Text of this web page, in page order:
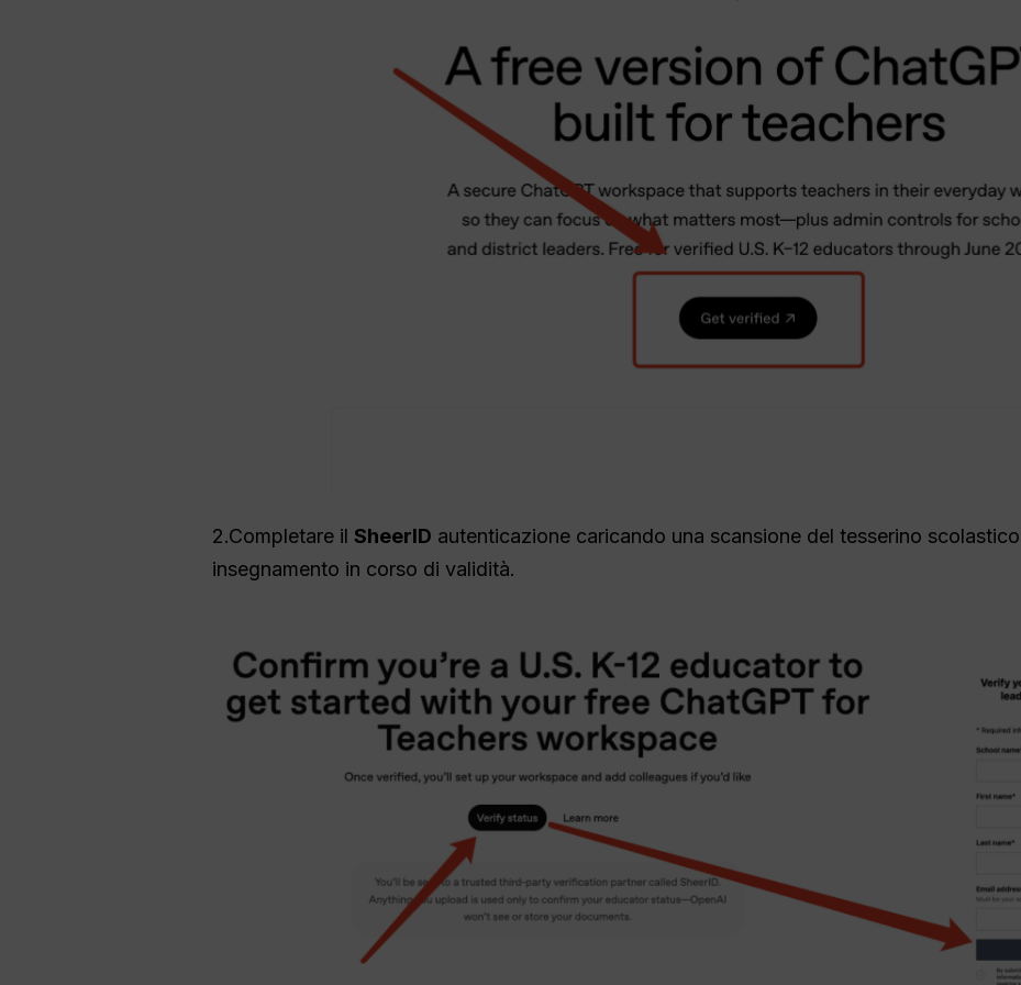
2.Completare il SheerID autenticazione caricando una scansione del tesserino
insegnamento in corso di validità.